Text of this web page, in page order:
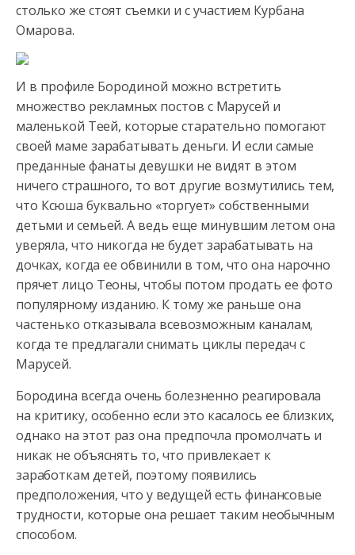
столько же стоят съемки и с участием Курбана
Омарова.
И в профиле Бородиной можно встретить
множество рекламных постов с Марусей и
маленькой Теей, которые старательно помогают
своей маме зарабатывать деньги. И если самые
преданные фанаты девушки не видят в этом
ничего страшного, то вот другие возмутились тем,
что Ксюша буквально «торгует» собственными
детьми и семьей. А ведь еще минувшим летом она
уверяла, что никогда не будет зарабатывать на
дочках, когда ее обвинили в том, что она нарочно
прячет лицо Теоны, чтобы потом продать ее фото
популярному изданию. К тому же раньше она
частенько отказывала всевозможным каналам,
когда те предлагали снимать циклы передач с
Марусей.
Бородина всегда очень болезненно реагировала
на критику, особенно если это касалось ее близких,
однако на этот раз она предпочла промолчать и
никак не объяснять то, что привлекает к
заработкам детей, поэтому появились
предположения, что у ведущей есть финансовые
трудности, которые она решает таким необычным
способом.